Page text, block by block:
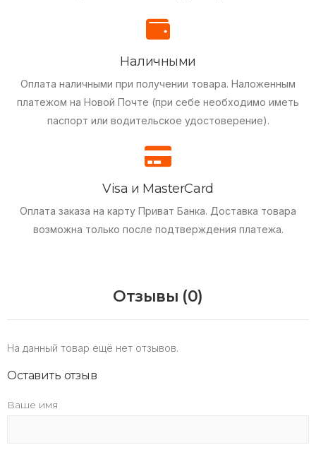
Наличными
Оплата наличными при получении товара. Наложенным
платежом на Новой Почте (при себе необходимо иметь
паспорт или водительское удостоверение).
Visa и MasterCard
Оплата заказа на карту Приват Банка. Доставка товара
возможна только после подтверждения платежа.
Отзывы (0)
На данный товар ещё нет отзывов.
Оставить отзыв
Ваше имя